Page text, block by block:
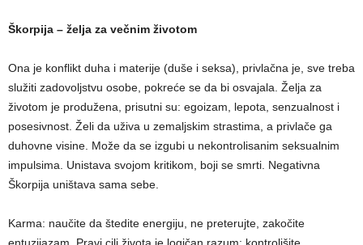
Škorpija – želja za večnim životom
Ona je konflikt duha i materije (duše i seksa), privlačna je, sve treba
služiti zadovoljstvu osobe, pokreće se da bi osvajala. Želja za
životom je produžena, prisutni su: egoizam, lepota, senzualnost i
posesivnost. Želi da uživa u zemaljskim strastima, a privlače ga
duhovne visine. Može da se izgubi u nekontrolisanim seksualnim
impulsima. Unistava svojom kritikom, boji se smrti. Negativna
Škorpija uništava sama sebe.
Karma: naučite da štedite energiju, ne preterujte, zakočite